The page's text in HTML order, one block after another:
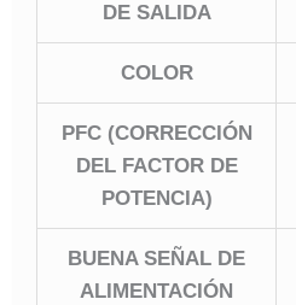
DE SALIDA
COLOR
PFC (CORRECCIÓN
DEL FACTOR DE
POTENCIA)
BUENA SEÑAL DE
ALIMENTACIÓN